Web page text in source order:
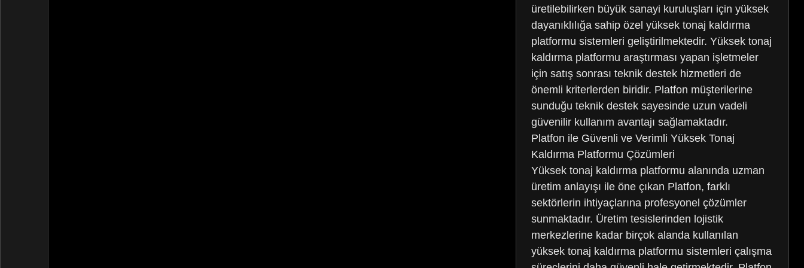
üretilebilirken büyük sanayi kuruluşları için yüksek
dayanıklılığa sahip özel yüksek tonaj kaldırma
platformu sistemleri geliştirilmektedir. Yüksek tonaj
kaldırma platformu araştırması yapan işletmeler
için satış sonrası teknik destek hizmetleri de
önemli kriterlerden biridir. Platfon müşterilerine
sunduğu teknik destek sayesinde uzun vadeli
güvenilir kullanım avantajı sağlamaktadır.
Platfon ile Güvenli ve Verimli Yüksek Tonaj
Kaldırma Platformu Çözümleri
Yüksek tonaj kaldırma platformu alanında uzman
üretim anlayışı ile öne çıkan Platfon, farklı
sektörlerin ihtiyaçlarına profesyonel çözümler
sunmaktadır. Üretim tesislerinden lojistik
merkezlerine kadar birçok alanda kullanılan
yüksek tonaj kaldırma platformu sistemleri çalışma